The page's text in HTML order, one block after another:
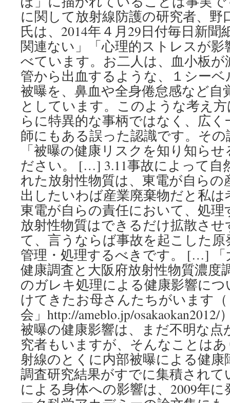
に関して放射線防護の研究者、野
氏は、2014年４月29日付毎日新
関連ない」「心理的ストレスが
べています。お二人は、血小板が
管から出血するような、１シー
被曝を、鼻血や全身倦怠感など自
としています。このような考え
らに特異的な事柄ではなく、広
師にもある誤った認識です。そ
「被曝の健康リスクを知り知ら
ださい。 […] 3.11事故によって自
れた放射性物質は、東電が自らの
出したいわば産業廃棄物だと私
東電が自らの責任において、処
放射性物質はできるだけ拡散さ
て、言うならば事故を起こした
管理・処理するべきです。 […]
健康調査と大阪府放射性物質濃度
のガレキ処理による健康影響に
けてきたお母さんたちがいます
会」http://ameblo.jp/
被曝の健康影響は、まだ不明な
究者もいますが、そんなことは
射線のとくに内部被曝による健
調査研究結果がすでに集積されて
による身体への影響は、2009年